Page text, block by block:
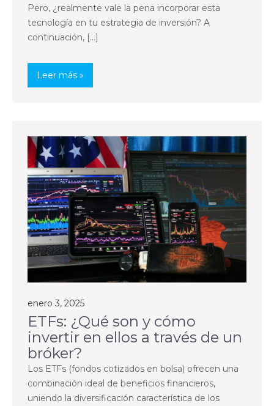
Pero, ¿realmente vale la pena incorporar esta
tecnología en tu estrategia de inversión? A
continuación, […]
Leer más »
enero 3, 2025
ETFs: ¿Qué son y cómo
invertir en ellos a través de un
bróker?
Los ETFs (fondos cotizados en bolsa) ofrecen una
combinación ideal de beneficios financieros,
uniendo la diversificación característica de los